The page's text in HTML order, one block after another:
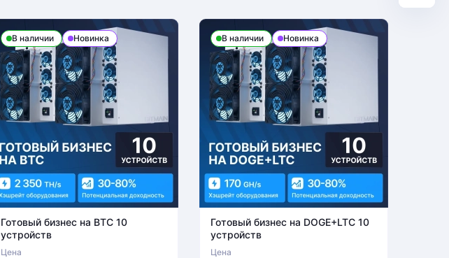
В наличии Новинка
Готовый бизнес на BTC 10
устройств
Цена
В наличии Новинка
Готовый бизнес на DOGE+LTC 10
устройств
Цена